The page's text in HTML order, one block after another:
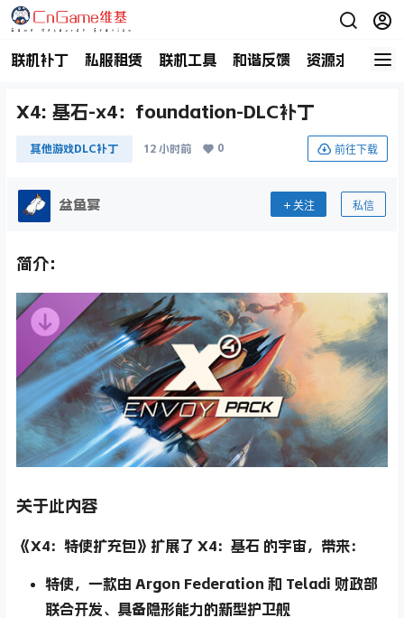
联机补丁 私服租赁 联机工具 和谐反馈 资源求助 商
X4: 基石-x4：foundation-DLC补丁
其他游戏DLC补丁 12 小时前 0 前往下载
盆鱼宴 关注 私信
简介：
关于此内容
《X4：特使扩充包》扩展了 X4：基石 的宇宙，带来：
特使 ，一款由 Argon Federation 和 Teladi 财政部
联合开发、具备隐形能力的新型护卫舰